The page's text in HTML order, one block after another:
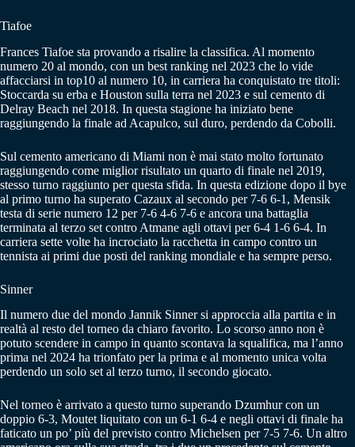
Tiafoe
Frances Tiafoe sta provando a risalire la classifica. Al momento
numero 20 al mondo, con un best ranking nel 2023 che lo vide
affacciarsi in top10 al numero 10, in carriera ha conquistato tre titoli:
Stoccarda su erba e Houston sulla terra nel 2023 e sul cemento di
Delray Beach nel 2018. In questa stagione ha iniziato bene
raggiungendo la finale ad Acapulco, sul duro, perdendo da Cobolli.
Sul cemento americano di Miami non è mai stato molto fortunato
raggiungendo come miglior risultato un quarto di finale nel 2019,
stesso turno raggiunto per questa sfida. In questa edizione dopo il bye
al primo turno ha superato Cazaux al secondo per 7-6 6-1, Mensik
testa di serie numero 12 per 7-6 4-6 7-6 e ancora una battaglia
terminata al terzo set contro Atmane agli ottavi per 6-4 1-6 6-4. In
carriera sette volte ha incrociato la racchetta in campo contro un
tennista ai primi due posti del ranking mondiale e ha sempre perso.
Sinner
Il numero due del mondo Jannik Sinner si approccia alla partita e in
realtà al resto del torneo da chiaro favorito. Lo scorso anno non è
potuto scendere in campo in quanto scontava la squalifica, ma l’anno
prima nel 2024 ha trionfato per la prima e al momento unica volta
perdendo un solo set al terzo turno, il secondo giocato.
Nel torneo è arrivato a questo turno superando Dzumhur con un
doppio 6-3, Moutet liquitato con un 6-1 6-4 e negli ottavi di finale ha
faticato un po’ più del previsto contro Michelsen per 7-5 7-6. Un altro